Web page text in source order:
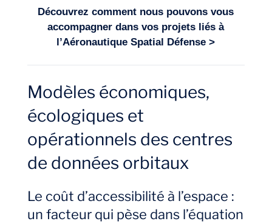
Découvrez comment nous pouvons vous
accompagner dans vos projets liés à
l’Aéronautique Spatial Défense >
Modèles économiques,
écologiques et
opérationnels des centres
de données orbitaux
Le coût d’accessibilité à l’espace :
un facteur qui pèse dans l’équation